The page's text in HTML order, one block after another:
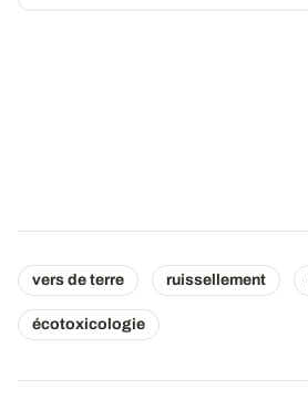
vers de terre ruissellement
écotoxicologie